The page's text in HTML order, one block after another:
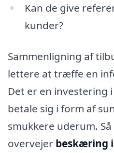
Kan de give
kunder?
Sammenligning af
lettere at træffe en
Det er en investering
betale sig i form af
smukkere uderum.
overvejer beskæring